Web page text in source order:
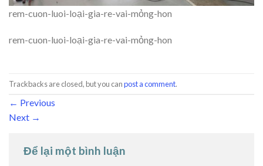
rem-cuon-luoi-loại-gia-re-vai-mỏng-hon
rem-cuon-luoi-loại-gia-re-vai-mỏng-hon
Trackbacks are closed, but you canpost a comment.
← Previous
Next →
Để lại một bình luận